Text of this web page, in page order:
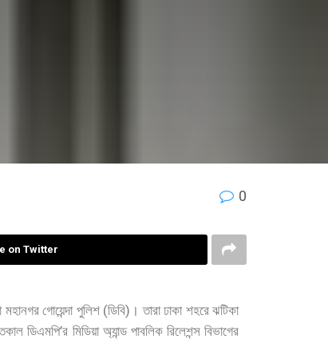
0
on Twitter
মহানগর গোয়েন্দা পুলিশ(ডিবি) । তারা ঢাকা শহরে ঝটিকা
ডিএমপি’র মিডিয়া অ্যান্ড পাবলিক রিলেশন্স বিভাগের